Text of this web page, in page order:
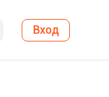
Вход